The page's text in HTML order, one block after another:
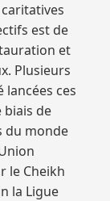
est de
et
Plusieurs
ces
biais de
du monde
le Cheikh
la Ligue